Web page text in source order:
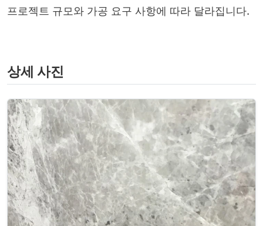
프로젝트 규모와 가공 요구 사항에 따라 달라집니다.
상세 사진